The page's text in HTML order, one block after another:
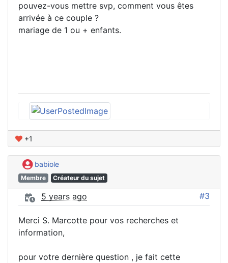
pouvez-vous mettre svp, comment vous êtes
arrivée à ce couple ?
mariage de 1 ou + enfants.
+1
babiole
Membre Créateur du sujet
5 years ago #3
Merci S. Marcotte pour vos recherches et
information,
pour votre dernière question , je fait cette